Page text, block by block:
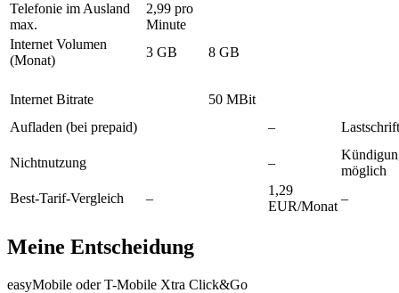
Telefonie im Ausland
max.
2,99 pro
Minute
Internet Volumen
(Monat)
3 GB 8 GB
Internet Bitrate
50 MBit
Aufladen (bei prepaid)
– Lastschrift
Nichtnutzung –
möglich
Best-Tarif-Vergleich
–
1,29
EUR/Monat
–
Meine Entscheidung
easyMobile oder T-Mobile Xtra Click&Go